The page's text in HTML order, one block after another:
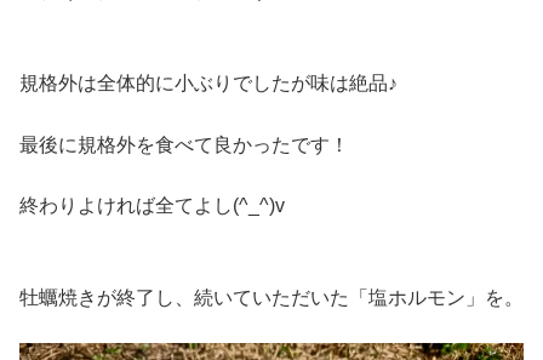
規格外は全体的に小ぶりでしたが味は絶品♪
最後に規格外を食べて良かったです！
終わりよければ全てよし(^_^)v
牡蠣焼きが終了し、続いていただいた「塩ホルモン」を。